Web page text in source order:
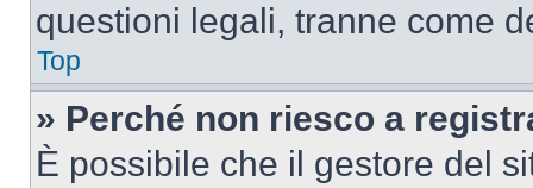
questioni legali, tranne come
Top
» Perché non riesco a
È possibile che il gestore del